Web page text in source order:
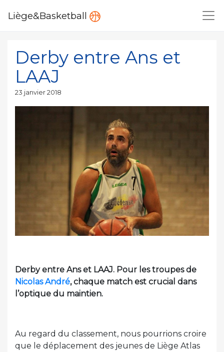
Liège&Basketball
Derby entre Ans et
LAAJ
Publié
23 janvier 2018
Derby entre Ans et LAAJ. Pour les troupes de
Nicolas André, chaque match est crucial dans
l’optique du maintien.
Au regard du classement, nous pourrions croire
que le déplacement des jeunes de Liège Atlas